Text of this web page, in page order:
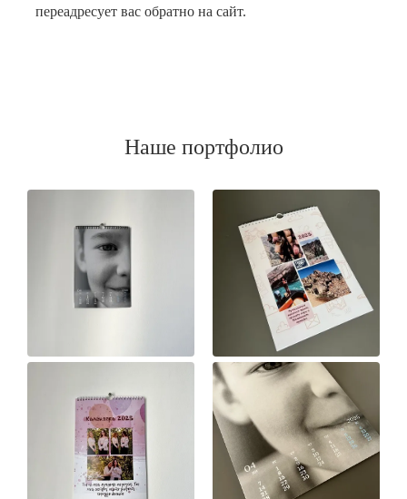
переадресует вас обратно на сайт.
Наше портфолио